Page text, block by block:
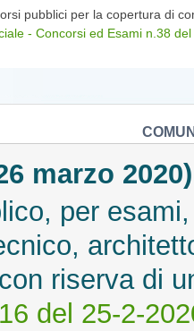
pubblici per la copertura di
- Concorsi ed Esami n.38
marzo 2020)
per
riserva di
del 25-2-